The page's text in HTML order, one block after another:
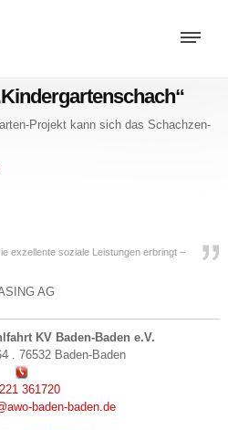
Pro­jekt kann sich das Schach­zen­
exzellente soziale Leistungen erbringt –
AG
KV Baden-Baden e.V.
. 76532 Baden-Baden
361720
baden-baden.de